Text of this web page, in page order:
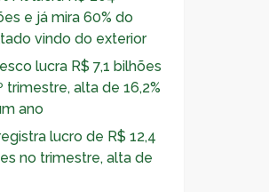
e já mira 60% do
vindo do exterior
lucra R$ 7,1 bilhões
trimestre, alta de 16,2%
ano
lucro de R$ 12,4
no trimestre, alta de